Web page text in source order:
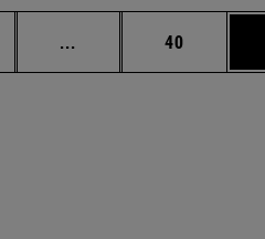
... Páginas intermedias
Página
40